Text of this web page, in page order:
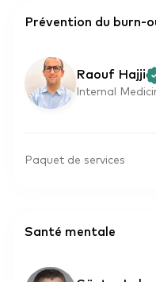
Prévention du burn-
Raouf Hajji
Internal
Paquet de services
Santé mentale